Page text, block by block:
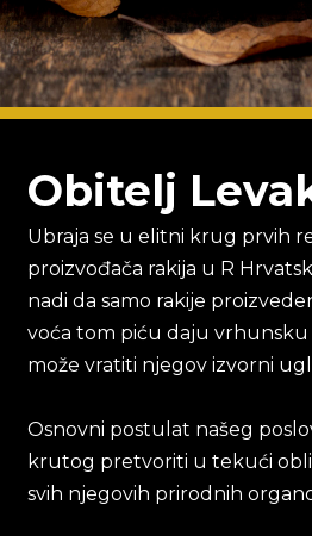
Obitelj
Ubraja se u elitni krug prvih
proizvođača rakija u R
nadi da samo rakije
voća tom piću daju
može vratiti njegov izvorni
Osnovni postulat našeg
krutog pretvoriti u tekući
svih njegovih prirodnih